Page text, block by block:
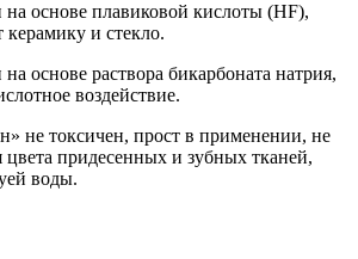
основе плавиковой кислоты (HF),
керамику и стекло.
основе раствора бикарбоната натрия,
воздействие.
не токсичен, прост в применении, не
придесенных и зубных тканей,
воды.